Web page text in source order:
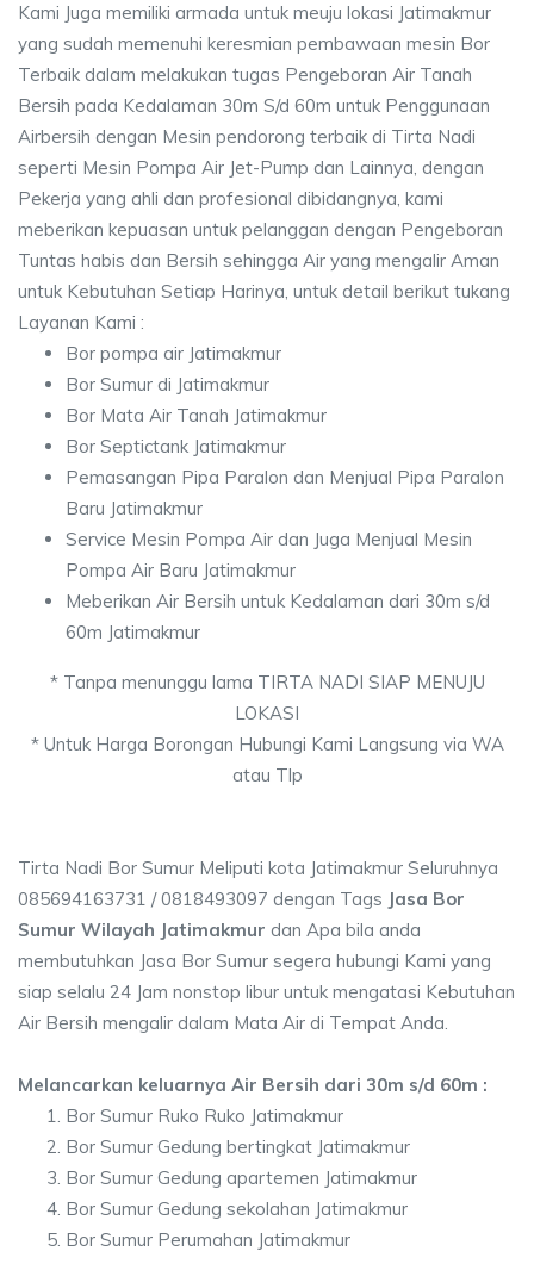
Kami Juga memiliki armada untuk meuju lokasi Jatimakmur
yang sudah memenuhi keresmian pembawaan mesin Bor
Terbaik dalam melakukan tugas Pengeboran Air Tanah
Bersih pada Kedalaman 30m S/d 60m untuk Penggunaan
Airbersih dengan Mesin pendorong terbaik di Tirta Nadi
seperti Mesin Pompa Air Jet-Pump dan Lainnya, dengan
Pekerja yang ahli dan profesional dibidangnya, kami
meberikan kepuasan untuk pelanggan dengan Pengeboran
Tuntas habis dan Bersih sehingga Air yang mengalir Aman
untuk Kebutuhan Setiap Harinya, untuk detail berikut tukang
Layanan Kami :
Bor pompa air Jatimakmur
Bor Sumur di Jatimakmur
Bor Mata Air Tanah Jatimakmur
Bor Septictank Jatimakmur
Pemasangan Pipa Paralon dan Menjual Pipa Paralon
Baru Jatimakmur
Service Mesin Pompa Air dan Juga Menjual Mesin
Pompa Air Baru Jatimakmur
Meberikan Air Bersih untuk Kedalaman dari 30m s/d
60m Jatimakmur
* Tanpa menunggu lama TIRTA NADI SIAP MENUJU
LOKASI
* Untuk Harga Borongan Hubungi Kami Langsung via WA
atau Tlp
Tirta Nadi Bor Sumur Meliputi kota Jatimakmur Seluruhnya
085694163731 / 0818493097 dengan Tags Jasa Bor
Sumur Wilayah Jatimakmur dan Apa bila anda
membutuhkan Jasa Bor Sumur segera hubungi Kami yang
siap selalu 24 Jam nonstop libur untuk mengatasi Kebutuhan
Air Bersih mengalir dalam Mata Air di Tempat Anda.
Melancarkan keluarnya Air Bersih dari 30m s/d 60m :
Bor Sumur Ruko Ruko Jatimakmur
Bor Sumur Gedung bertingkat Jatimakmur
Bor Sumur Gedung apartemen Jatimakmur
Bor Sumur Gedung sekolahan Jatimakmur
Bor Sumur Perumahan Jatimakmur